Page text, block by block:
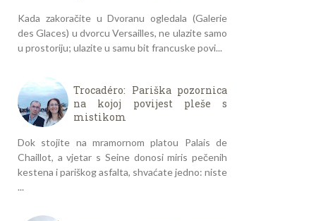
Kada zakoračite u Dvoranu ogledala (Galerie
des Glaces) u dvorcu Versailles, ne ulazite samo
u prostoriju; ulazite u samu bit francuske povi...
Trocadéro: Pariška pozornica
na kojoj povijest pleše s
mistikom
Dok stojite na mramornom platou Palais de
Chaillot, a vjetar s Seine donosi miris pečenih
kestena i pariškog asfalta, shvaćate jedno: niste
...